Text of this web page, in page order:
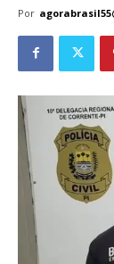
Por